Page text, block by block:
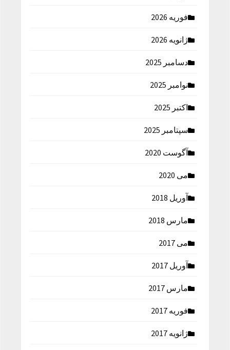
فوریه 2026
ژانویه 2026
دسامبر 2025
نوامبر 2025
اکتبر 2025
سپتامبر 2025
آگوست 2020
می 2020
آوریل 2018
مارس 2018
می 2017
آوریل 2017
مارس 2017
فوریه 2017
ژانویه 2017